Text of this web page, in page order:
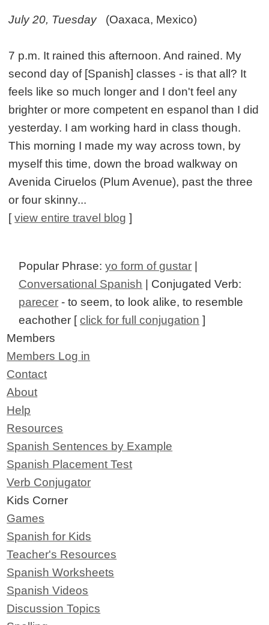
July 20, Tuesday (Oaxaca, Mexico)
7 p.m. It rained this afternoon. And rained. My
second day of [Spanish] classes - is that all? It
feels like so much longer and I don't feel any
brighter or more competent en espanol than I did
yesterday. I am working hard in class though.
This morning I made my way across town, by
myself this time, down the broad walkway on
Avenida Ciruelos (Plum Avenue), past the three
or four skinny...
[view entire travel blog ]
Popular Phrase:yo form of gustar |
Conversational Spanish | Conjugated Verb:
parecer - to seem, to look alike, to resemble
eachother [click for full conjugation ]
Members
Members Log in
Contact
About
Help
Resources
Spanish Sentences by Example
Spanish Placement Test
Verb Conjugator
Kids Corner
Games
Spanish for Kids
Teacher's Resources
Spanish Worksheets
Spanish Videos
Discussion Topics